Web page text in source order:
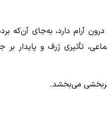
آرام دارد، به‌جای آن‌که
تأثیری ژرف و پایدار بر
می‌بخشد.